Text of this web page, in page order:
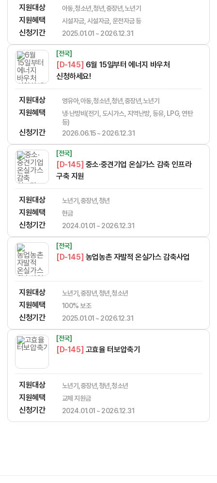
지원대상 아동,청소년,청년,중장년,노년기
지원혜택 시설자금, 시설자금, 운전자금 등
신청기간 2025.01.01 ~ 2026.12.31
[전국]
[D-145]
신청하세요!
지원대상 영유아,아동,청소년,청년,중장년,노년기
지원혜택
냉·난방비(전기, 도시가스, 지역난방, 등유, LPG, 연탄
등)
신청기간 2026.06.15 ~ 2026.12.31
[전국]
[D-145]
구축 지원
지원대상 노년기,중장년,청년
지원혜택 현금
신청기간 2024.01.01 ~ 2026.12.31
[전국]
[D-145] 농업농촌 자발적 온실가스 감축사업
지원대상 노년기,중장년,청년,청소년
지원혜택 ​​​​​‌​​​‌​​‌​​​​‌​​‌‌‌​​​​‌‌‌‌‌​‌​​​​‌‌100% 보조
신청기간 2025.01.01 ~ 2026.12.31
[전국]
[D-145] 고효율 터보압축기
지원대상 노년기,중장년,청년,청소년
지원혜택 ​​​​​‌​​​‌​​‌​​​​‌​​‌‌‌​​​​‌‌‌‌‌​‌​​​​‌‌교체 지원금
신청기간 2024.01.01 ~ 2026.12.31